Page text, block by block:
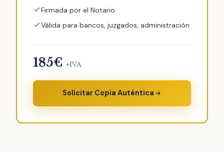
Firmada por el Notario
Válida para bancos, juzgados, administración
185€ +IVA
Solicitar Copia Auténtica